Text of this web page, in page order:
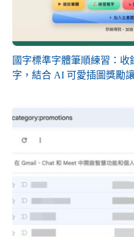
國字標準字體筆順練習：收
字，結合 AI 可愛插圖獎勵